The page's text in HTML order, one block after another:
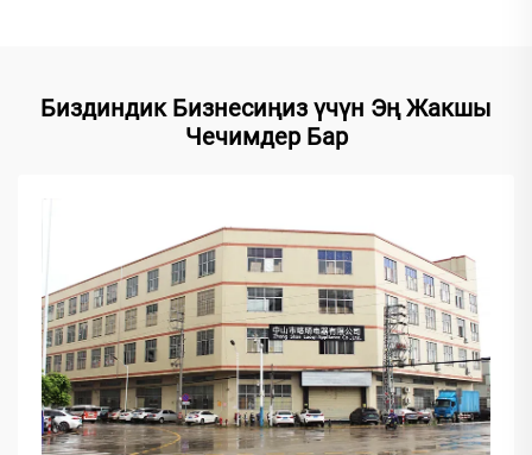
Биздиндик Бизнесиңиз үчүн Эң Жакшы
Чечимдер Бар